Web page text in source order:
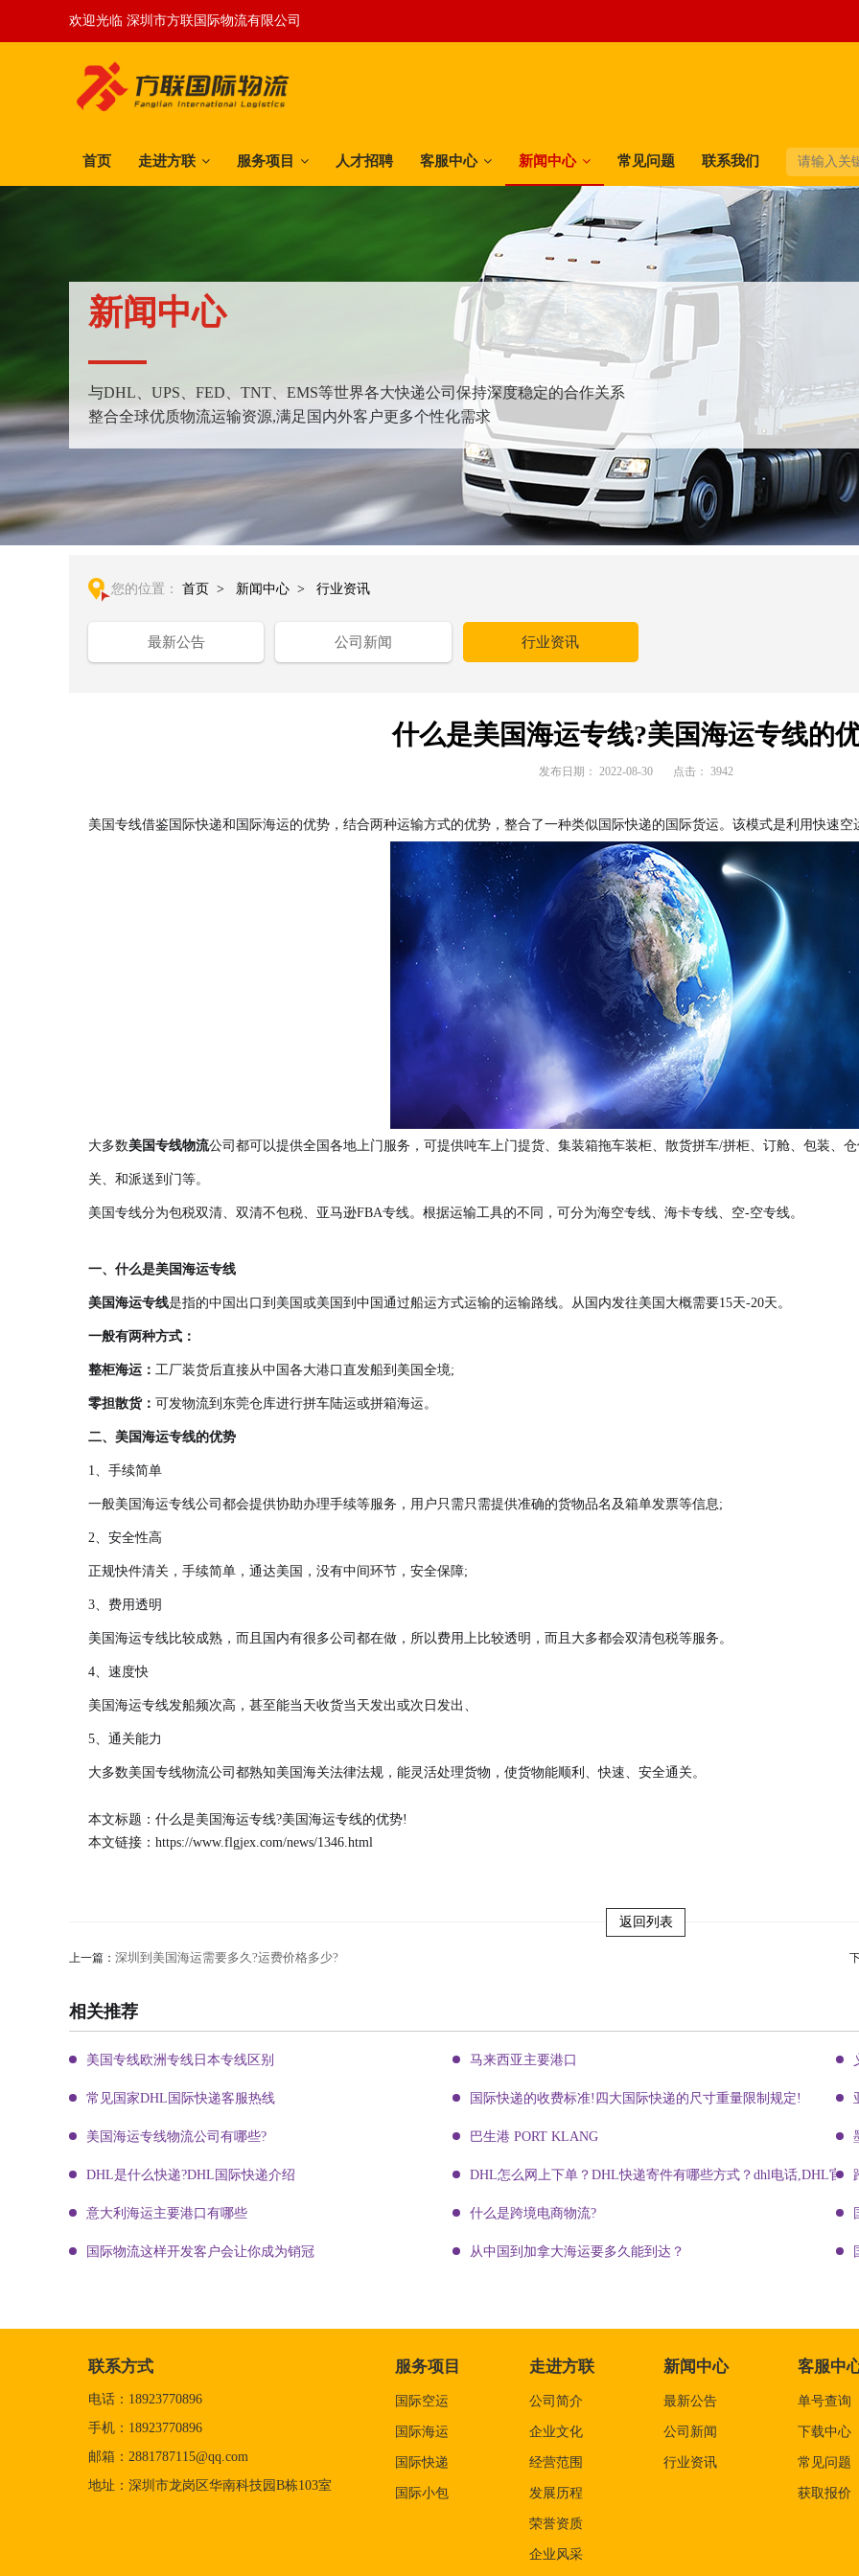
欢迎光临 深圳市方联国际物流有限公司
首页 走进方联 服务项目 人才招聘 客服中心 新闻中心 常见问题 联系我们
新闻中心
与DHL、UPS、FED、TNT、EMS等世界各大快递公司保持深度稳定的合作关系
整合全球优质物流运输资源,满足国内外客户更多个性化需求
您的位置： 首页 > 新闻中心 > 行业资讯
最新公告 公司新闻 行业资讯
什么是美国海运专线?美国海运专线的
发布日期： 2022-08-30 点击： 3942
美国专线借鉴国际快递和国际海运的优势，结合两种运输方式的优势，整合了一种类似国际快递的国际货运。该模式是利用快速
大多数美国专线物流公司都可以提供全国各地上门服务，可提供吨车上门提货、集装箱拖车装柜、散货拼车/拼柜、订舱、包装、
关、和派送到门等。
美国专线分为包税双清、双清不包税、亚马逊FBA专线。根据运输工具的不同，可分为海空专线、海卡专线、空-空专线。
一、什么是美国海运专线
美国海运专线是指的中国出口到美国或美国到中国通过船运方式运输的运输路线。从国内发往美国大概需要15天-20天。
一般有两种方式：
整柜海运： 工厂装货后直接从中国各大港口直发船到美国全境;
零担散货： 可发物流到东莞仓库进行拼车陆运或拼箱海运。
二、美国海运专线的优势
1、手续简单
一般美国海运专线公司都会提供协助办理手续等服务，用户只需只需提供准确的货物品名及箱单发票等信息;
2、安全性高
正规快件清关，手续简单，通达美国，没有中间环节，安全保障;
3、费用透明
美国海运专线比较成熟，而且国内有很多公司都在做，所以费用上比较透明，而且大多都会双清包税等服务。
4、速度快
美国海运专线发船频次高，甚至能当天收货当天发出或次日发出、
5、通关能力
大多数美国专线物流公司都熟知美国海关法律法规，能灵活处理货物，使货物能顺利、快速、安全通关。
本文标题：什么是美国海运专线?美国海运专线的优势!
本文链接： https://www.flgjex.com/news/1346.html
返回列表
上一篇： 深圳到美国海运需要多久?运费价格多少?
相关推荐
美国专线欧洲专线日本专线区别 马来西亚主要港口
常见国家DHL国际快递客服热线 国际快递的收费标准!四大国际快递的尺寸重量限制规定!
美国海运专线物流公司有哪些? 巴生港 PORT KLANG
DHL是什么快递?DHL国际快递介绍 DHL怎么网上下单？DHL快递寄件有哪些方式？dhl电话,DHL官网
意大利海运主要港口有哪些 什么是跨境电商物流?
国际物流这样开发客户会让你成为销冠 从中国到加拿大海运要多久能到达？
联系方式
电话：18923770896
手机：18923770896
邮箱：2881787115@qq.com
地址：深圳市龙岗区华南科技园B栋103室
服务项目
国际空运
国际海运
国际快递
国际小包
走进方联
公司简介
企业文化
经营范围
发展历程
荣誉资质
企业风采
新闻中心
最新公告
公司新闻
行业资讯
客服中
单号查询
下载中心
常见问题
获取报价